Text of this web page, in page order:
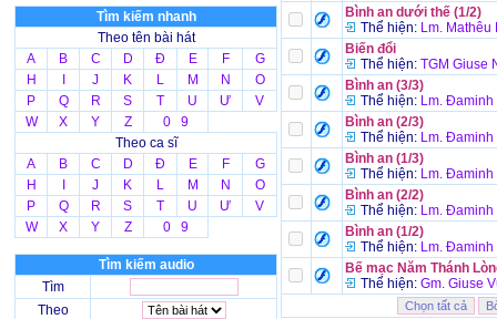
Tìm kiếm nhanh
Theo tên bài hát
A
B C D Đ E F
G
H
J K L M N
O
P
Q R S T U Ư
V
W
X Y Z
0 9
Theo ca sĩ
A
B C D Đ E F
G
H
J K L M N
O
P
Q R S T U Ư
V
W
X Y Z 0 9
Tìm kiếm audio
Tìm
Theo
Bình an dưới thế (1/2)
Thể hiện: Lm. Mathêu
Biến đổi
Thể hiện: TGM Giuse
Bình an (3/3)
Thể hiện: Lm.
Bình an (2/3)
Thể hiện: Lm.
Bình an (1/3)
Thể hiện: Lm.
Bình an (2/2)
Thể hiện: Lm.
Bình an (1/2)
Thể hiện: Lm.
Bế mạc Năm Thánh
Thể hiện: Gm. Giuse